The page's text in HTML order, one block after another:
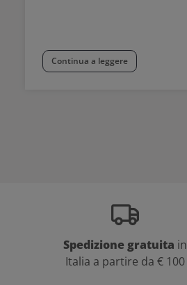
Continua a leggere
Spedizione gratuita in
Italia a partire da € 100